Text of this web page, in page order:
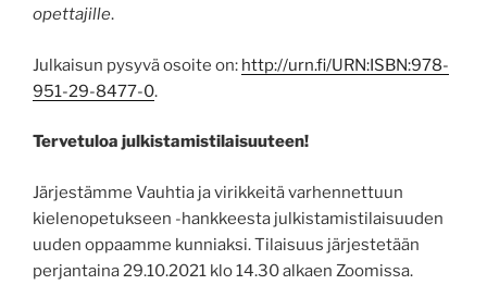
opettajille.
Julkaisun pysyvä osoite on: http://urn.fi/URN:ISBN:978-
951-29-8477-0.
Tervetuloa julkistamistilaisuuteen!
Järjestämme Vauhtia ja virikkeitä varhennettuun
kielenopetukseen -hankkeesta julkistamistilaisuuden
uuden oppaamme kunniaksi. Tilaisuus järjestetään
perjantaina 29.10.2021 klo 14.30 alkaen Zoomissa.